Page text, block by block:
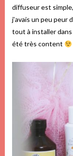
diffuseur est
j’avais un peu peur
tout à installer dans
été très content